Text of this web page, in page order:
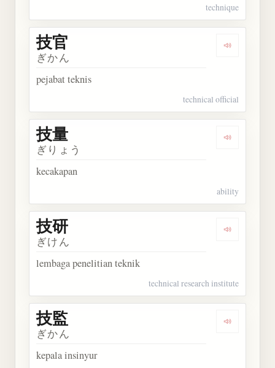
technique
Dengarkan
技官
ぎかん
pejabat teknis
technical official
Dengarkan
技量
ぎりょう
kecakapan
ability
Dengarkan
技研
ぎけん
lembaga penelitian teknik
technical research institute
Dengarkan
技監
ぎかん
kepala insinyur